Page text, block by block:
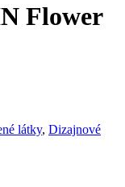
Flower
látky, Dizajnové